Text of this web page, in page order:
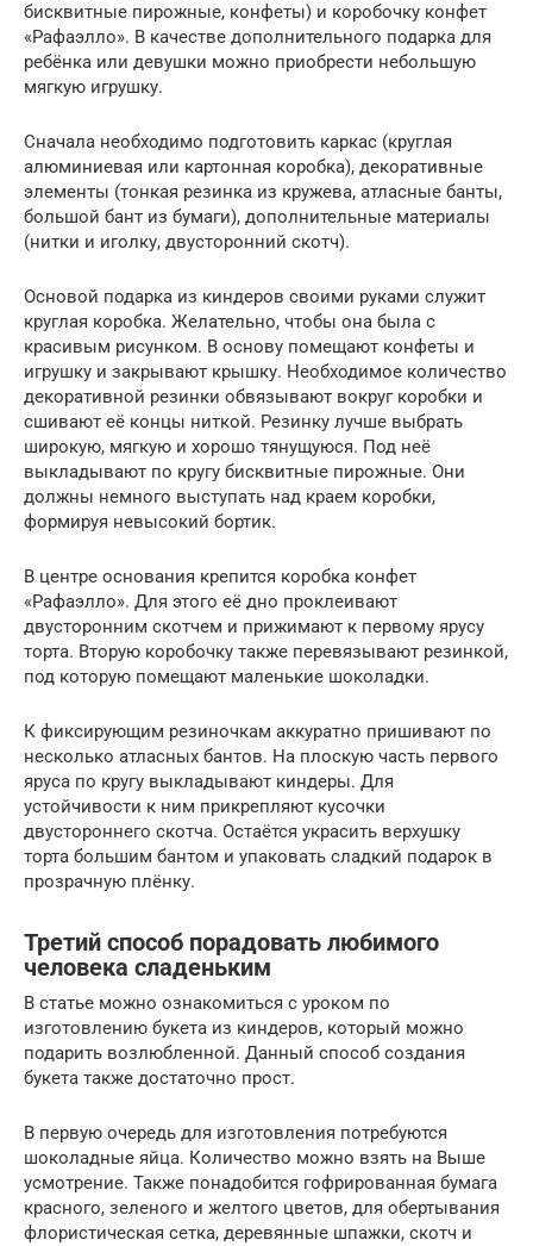
бисквитные пирожные, конфеты) и коробочку конфет
«Рафаэлло». В качестве дополнительного подарка для
ребёнка или девушки можно приобрести небольшую
мягкую игрушку.
Сначала необходимо подготовить каркас (круглая
алюминиевая или картонная коробка), декоративные
элементы (тонкая резинка из кружева, атласные банты,
большой бант из бумаги), дополнительные материалы
(нитки и иголку, двусторонний скотч).
Основой подарка из киндеров своими руками служит
круглая коробка. Желательно, чтобы она была с
красивым рисунком. В основу помещают конфеты и
игрушку и закрывают крышку. Необходимое количество
декоративной резинки обвязывают вокруг коробки и
сшивают её концы ниткой. Резинку лучше выбрать
широкую, мягкую и хорошо тянущуюся. Под неё
выкладывают по кругу бисквитные пирожные. Они
должны немного выступать над краем коробки,
формируя невысокий бортик.
В центре основания крепится коробка конфет
«Рафаэлло». Для этого её дно проклеивают
двусторонним скотчем и прижимают к первому ярусу
торта. Вторую коробочку также перевязывают резинкой,
под которую помещают маленькие шоколадки.
К фиксирующим резиночкам аккуратно пришивают по
несколько атласных бантов. На плоскую часть первого
яруса по кругу выкладывают киндеры. Для
устойчивости к ним прикрепляют кусочки
двустороннего скотча. Остаётся украсить верхушку
торта большим бантом и упаковать сладкий подарок в
прозрачную плёнку.
Третий способ порадовать любимого
человека сладеньким
В статье можно ознакомиться с уроком по
изготовлению букета из киндеров, который можно
подарить возлюбленной. Данный способ создания
букета также достаточно прост.
В первую очередь для изготовления потребуются
шоколадные яйца. Количество можно взять на Выше
усмотрение. Также понадобится гофрированная бумага
красного, зеленого и желтого цветов, для обертывания
флористическая сетка, деревянные шпажки, скотч и